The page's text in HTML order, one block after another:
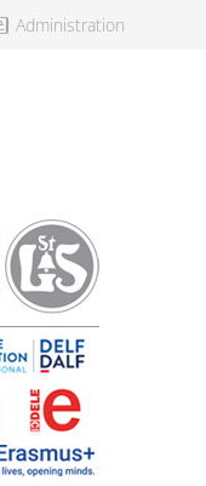
Administration